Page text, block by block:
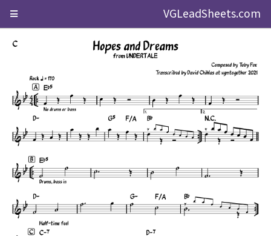
VGLeadSheets.com